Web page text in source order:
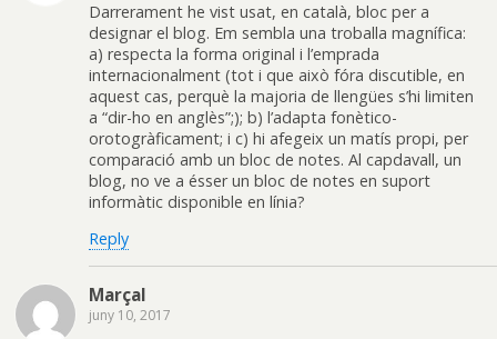
Darrerament he vist usat, en català, bloc per a
designar el blog. Em sembla una troballa magnífica:
a) respecta la forma original i l’emprada
internacionalment (tot i que això fóra discutible, en
aquest cas, perquè la majoria de llengües s’hi limiten
a “dir-ho en anglès”;); b) l’adapta fonètico-
orotogràficament; i c) hi afegeix un matís propi, per
comparació amb un bloc de notes. Al capdavall, un
blog, no ve a ésser un bloc de notes en suport
informàtic disponible en línia?
Reply
Marçal
juny 10, 2017